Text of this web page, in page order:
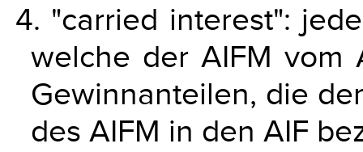
4. "carried interest":
welche der AIFM vom
Gewinnanteilen, die
des AIFM in den AIF